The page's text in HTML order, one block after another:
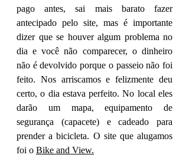
pago antes, sai mais barato fazer
antecipado pelo site, mas é importante
dizer que se houver algum problema no
dia e você não comparecer, o dinheiro
não é devolvido porque o passeio não foi
feito. Nos arriscamos e felizmente deu
certo, o dia estava perfeito. No local eles
darão um mapa, equipamento de
segurança (capacete) e cadeado para
prender a bicicleta. O site que alugamos
foi o Bike and View.